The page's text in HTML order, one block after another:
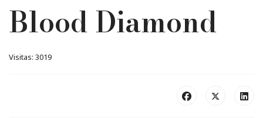
Blood Diamond
Visitas: 3019